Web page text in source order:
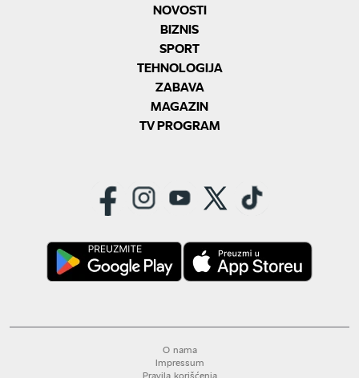
NOVOSTI
BIZNIS
SPORT
TEHNOLOGIJA
ZABAVA
MAGAZIN
TV PROGRAM
O nama
Impressum
Pravila korišćenja